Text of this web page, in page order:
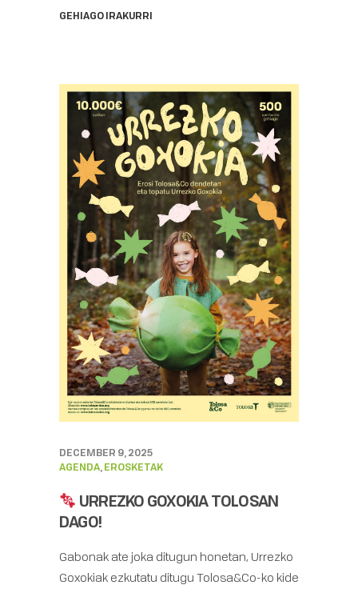
GEHIAGO IRAKURRI
DECEMBER 9, 2025
AGENDA,EROSKETAK
URREZKO GOXOKIA TOLOSAN
DAGO!
Gabonak ate joka ditugun honetan, Urrezko
Goxokiak ezkutatu ditugu Tolosa&Co-ko kide